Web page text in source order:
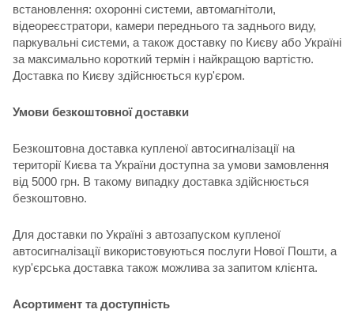
встановлення: охоронні системи, автомагнітоли,
відеореєстратори, камери переднього та заднього виду,
паркувальні системи, а також доставку по Києву або Україні
за максимально короткий термін і найкращою вартістю.
Доставка по Києву здійснюється кур'єром.
Умови безкоштовної доставки
Безкоштовна доставка купленої автосигналізації на
території Києва та України доступна за умови замовлення
від 5000 грн. В такому випадку доставка здійснюється
безкоштовно.
Для доставки по Україні з автозапуском купленої
автосигналізації використовуються послуги Нової Пошти, а
кур'єрська доставка також можлива за запитом клієнта.
Асортимент та доступність